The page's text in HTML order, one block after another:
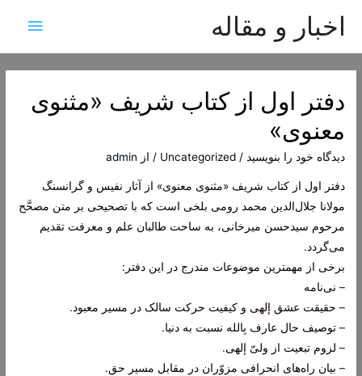
اخبار و مقاله
اصلی
دفتر اول از کتاب شریف «مثنوی
معنوی»
دیدگاه‌ خود را بنویسید /
Uncategorized / از admin
دفتر اول از کتاب شریف «مثنوی معنوی» از آثار نفیس و گرانسنگ
مولانا جلال‌الدین محمد رومی بلخی است که با تصحیحی بر متن مصحَّح
مرحوم سیدحسن میرخانی، به ساحت طالبان علم و معرفت تقدیم
می‌گردد.
برخی از مهمترین موضوعات مندرج در این دفتر:
– نی‌نامه
– حقیقت عشق إلهی و کیفیت حرکت سالک در مسیر معبود.
– توصیف حال عارف بِالله نسبت به دنیا.
– لزوم تبعیت از ولیّ إلهی.
– بیان راه‌های انحرافی مزوّران در مقابل مسیر حق.